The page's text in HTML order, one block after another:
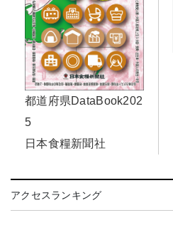
都道府県DataBook202
5
日本食糧新聞社
アクセスランキング